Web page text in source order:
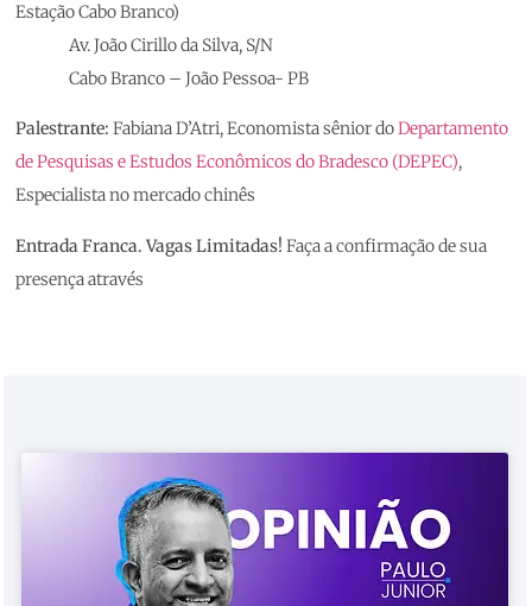
Estação Cabo Branco)
Av. João Cirillo da Silva, S/N
Cabo Branco – João Pessoa- PB
Palestrante: Fabiana D’Atri, Economista sênior doDepartamento
de Pesquisas e Estudos Econômicos do Bradesco (DEPEC),
Especialista no mercado chinês
Entrada Franca. Vagas Limitadas! Faça a confirmação de sua
presença através